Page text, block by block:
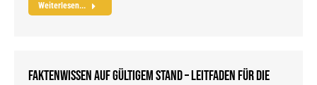
Weiterlesen...
Faktenwissen auf gültigem Stand – Leitfaden für die